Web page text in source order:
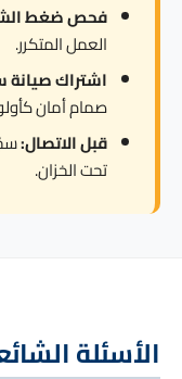
فحص ضغط
العمل المتكرر.
اشتراك
صمام أمان
قبل الاتصال:
تحت الخزان.
الأسئلة